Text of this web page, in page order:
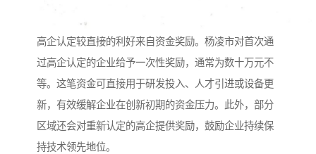
高企认定较直接的利好来自资金奖励。杨凌市对首次通
过高企认定的企业给予一次性奖励，通常为数十万元不
等。这笔资金可直接用于研发投入、人才引进或设备更
新，有效缓解企业在创新初期的资金压力。此外，部分
区域还会对重新认定的高企提供奖励，鼓励企业持续保
持技术领先地位。